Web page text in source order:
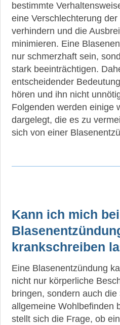
bestimmte
eine Verschlechterung
verhindern und die
minimieren. Eine
nur schmerzhaft sein,
stark beeinträchtigen.
entscheidender
hören und ihn nicht
Folgenden werden einige
dargelegt, die es zu
sich von einer
Kann ich mich
krankschreiben
Eine Blasenentzündung
nicht nur körperliche
bringen, sondern auch
allgemeine Wohlbefinden
stellt sich die Frage, ob